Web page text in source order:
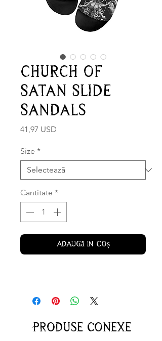
Church of
Satan Slide
Sandals
41,97 USD
Size *
Cantitate *
Adaugă în coș
Produse conexe